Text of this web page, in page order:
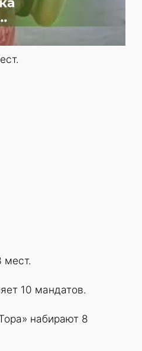
мест.
10 мандатов.
набирают 8